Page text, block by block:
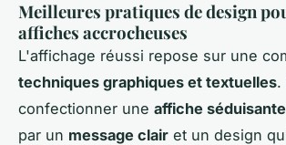
Meilleures pratiques de design
affiches accrocheuses
L'affichage réussi repose sur une
techniques graphiques et textuelles.
confectionner une affiche séduisante
par un message clair et un design